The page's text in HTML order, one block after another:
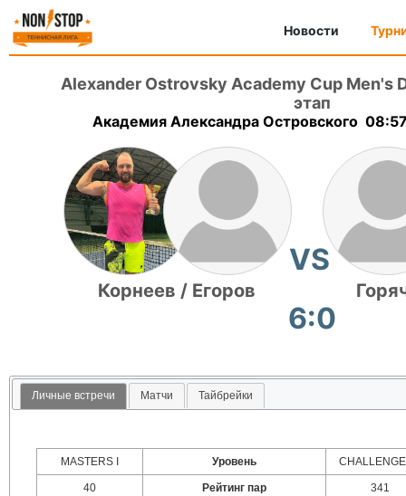
Новости
Alexander Ostrovsky Academy Cup Men's
этап
Академия Александра Островского
Корнеев / Егоров
VS
6:0
Личные встречи Матчи Тайбрейки
MASTERS I Уровень
40 Рейтинг пар 341